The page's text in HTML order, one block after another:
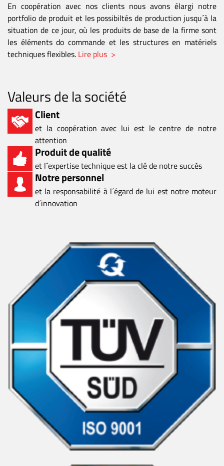
En coopération avec nos clients nous avons élargi notre
portfolio de produit et les possibiltés de production jusqu´à la
situation de ce jour, où les produits de base de la firme sont
les éléments do commande et les structures en matériels
techniques flexibles. Lire plus >
Valeurs de la société
Client
et la coopération avec lui est le centre de notre
attention
Produit de qualité
et l´expertise technique est la clé de notre succès
Notre personnel
et la responsabilité à l´égard de lui est notre moteur
d´innovation